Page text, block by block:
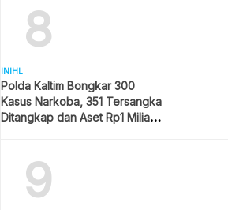
8
INIHL
Polda Kaltim Bongkar 300
Kasus Narkoba, 351 Tersangka
Ditangkap dan Aset Rp1 Miliar
9